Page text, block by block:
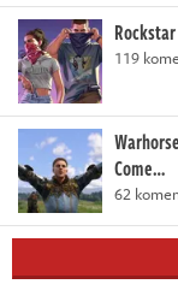
119
Come…
62